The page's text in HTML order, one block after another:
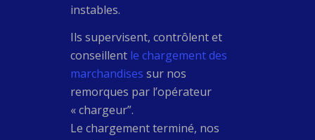
instables.
Ils supervisent, contrôlent et
conseillent le chargement des
marchandises sur nos
remorques par l’opérateur
« chargeur”.
Le chargement terminé, nos